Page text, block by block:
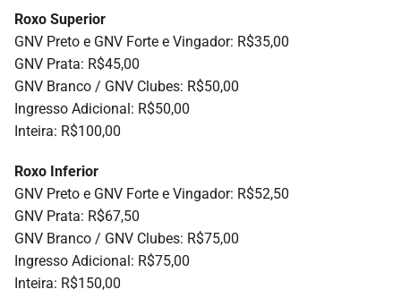
Roxo Superior
GNV Preto e GNV Forte e Vingador: R$35,00
GNV Prata: R$45,00
GNV Branco / GNV Clubes: R$50,00
Ingresso Adicional: R$50,00
Inteira: R$100,00
Roxo Inferior
GNV Preto e GNV Forte e Vingador: R$52,50
GNV Prata: R$67,50
GNV Branco / GNV Clubes: R$75,00
Ingresso Adicional: R$75,00
Inteira: R$150,00